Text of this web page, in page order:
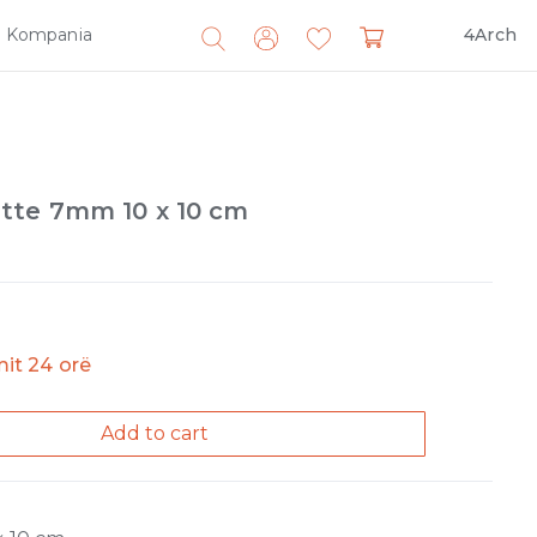
Kompania 4Arch
Search
for:
7mm 10 x 10 cm
24 orë
Add to cart